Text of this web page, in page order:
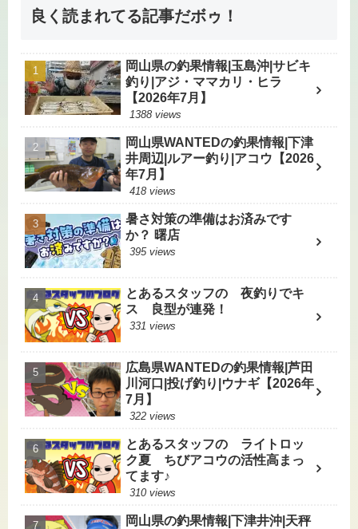
良く読まれてる記事だボゥ！
岡山県の釣果情報|玉島沖|サビキ
釣り|アジ・ママカリ・ヒラ
【2026年7月】
1388 views
岡山県WANTEDの釣果情報|下津
井周辺|ルアー釣り|アコウ【2026
年7月】
418 views
暑さ対策の準備はお済みです
か？ 曙店
395 views
とあるスタッフの 夜釣りでキ
ス 良型が連発！
331 views
広島県WANTEDの釣果情報|芦田
川河口|投げ釣り|ウナギ【2026年
7月】
322 views
とあるスタッフの ライトロッ
ク夏 ちびアコウの活性高まっ
てます♪
310 views
岡山県の釣果情報|下津井沖|天秤